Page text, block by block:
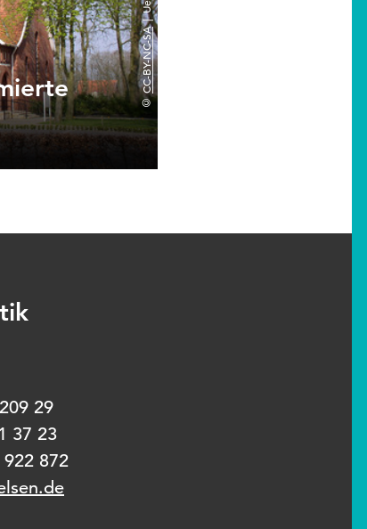
©
CC-BY-NC-SA
7
29
37 23
872